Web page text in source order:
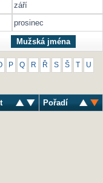
září
prosinec
Mužská jména
P Q R Ř S Š U
Pořadí